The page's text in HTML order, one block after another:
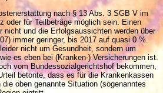
nach § 13 Abs. 3 SGB V im
oder für Teilbeträge möglich sein. Einen
nicht und die Erfolgsaussichten werden über
immer geringer, bis 2017 auf quasi 0 %.
nicht um Gesundheit, sondern um
es eben bei (Kranken-) Versicherungen ist.
vom Bundessozialgerichtshof bekommen,
betonte, dass es für die Krankenkassen
oben genannte Situation (sogenanntes